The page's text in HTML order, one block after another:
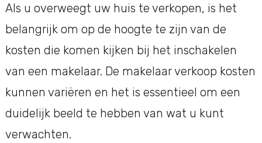
Als u overweegt uw huis te verkopen, is het
belangrijk om op de hoogte te zijn van de
kosten die komen kijken bij het inschakelen
van een makelaar. De makelaar verkoop kosten
kunnen variëren en het is essentieel om een
duidelijk beeld te hebben van wat u kunt
verwachten.